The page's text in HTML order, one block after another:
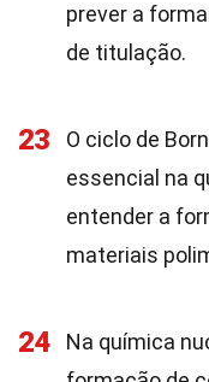
prever a
de titulação.
23
O ciclo de
essencial na
entender a
materiais
24
Na química